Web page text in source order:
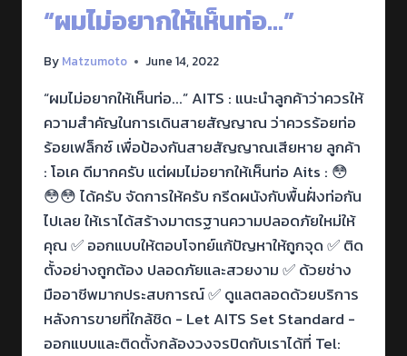
“ผมไม่อยากให้เห็นท่อ…”
By Matzumoto June 14, 2022
“ผมไม่อยากให้เห็นท่อ...” AITS : แนะนำลูกค้าว่าควรให้
ความสำคัญในการเดินสายสัญญาณ ว่าควรร้อยท่อ
ร้อยเฟล็กซ์ เพื่อป้องกันสายสัญญาณเสียหาย ลูกค้า
: โอเค ดีมากครับ แต่ผมไม่อยากให้เห็นท่อ Aits : 😳
😳😳 ได้ครับ จัดการให้ครับ กรีดผนังกับพื้นฝั่งท่อกัน
ไปเลย ให้เราได้สร้างมาตรฐานความปลอดภัยใหม่ให้
คุณ ✅ ออกแบบให้ตอบโจทย์แก้ปัญหาให้ถูกจุด ✅ ติด
ตั้งอย่างถูกต้อง ปลอดภัยและสวยงาม ✅ ด้วยช่าง
มืออาชีพมากประสบการณ์ ✅ ดูแลตลอดด้วยบริการ
หลังการขายที่ใกล้ชิด - Let AITS Set Standard -
ออกแบบและติดตั้งกล้องวงจรปิดกับเราได้ที่ Tel: